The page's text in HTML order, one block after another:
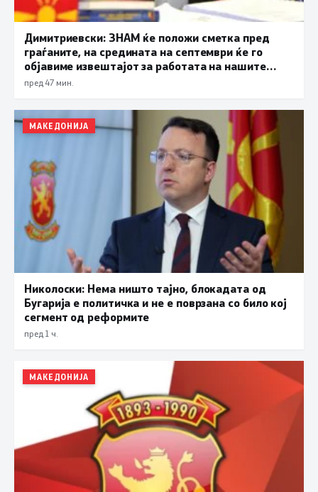
Димитриевски: ЗНАМ ќе положи сметка пред
граѓаните, на средината на септември ќе го
објавиме извештајот за работата на нашите
функционери
пред 47 мин.
МАКЕДОНИЈА
Николоски: Нема ништо тајно, блокадата од
Бугарија е политичка и не е поврзана со било кој
сегмент од реформите
пред 1 ч.
МАКЕДОНИЈА